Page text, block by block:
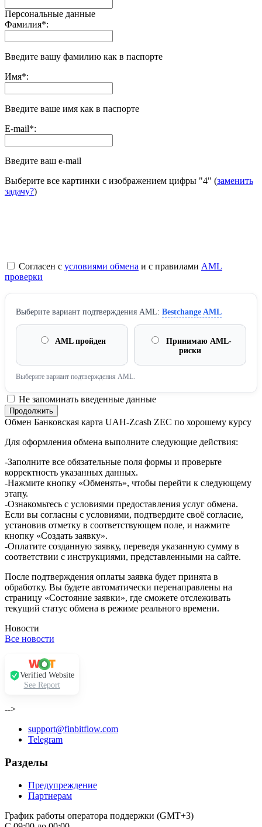
Персональные данные
Фамилия*:
Введите вашу фамилию как в паспорте
Имя*:
Введите ваше имя как в паспорте
E-mail*:
Введите ваш e-mail
Выберите все картинки с изображением цифры "4" (заменить
задачу?)
Согласен с условиями обмена и с правилами AML
проверки
Выберите вариант подтверждения AML: Bestchange AML
AML пройден
Принимаю AML-
риски
Выберите вариант подтверждения AML.
Не запоминать введенные данные
Обмен Банковская карта UAH-Zcash ZEC по хорошему курсу
Для оформления обмена выполните следующие действия:
-Заполните все обязательные поля формы и проверьте
корректность указанных данных.
-Нажмите кнопку «Обменять», чтобы перейти к следующему
этапу.
-Ознакомьтесь с условиями предоставления услуг обмена.
Если вы согласны с условиями, подтвердите своё согласие,
установив отметку в соответствующем поле, и нажмите
кнопку «Создать заявку».
-Оплатите созданную заявку, переведя указанную сумму в
соответствии с инструкциями, представленными на сайте.
После подтверждения оплаты заявка будет принята в
обработку. Вы будете автоматически перенаправлены на
страницу «Состояние заявки», где сможете отслеживать
текущий статус обмена в режиме реального времени.
Новости
Все новости
Verified Website
See Report
-->
support@finbitflow.com
Telegram
Разделы
Предупреждение
Партнерам
График работы оператора поддержки (GMT+3)